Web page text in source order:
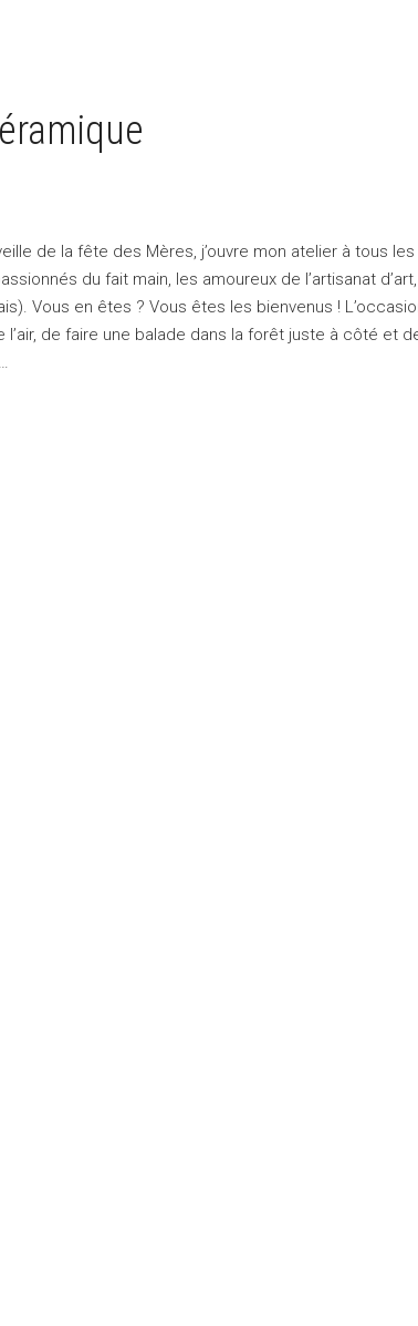
de la fête des Mères, j’ouvre mon atelier à tous les
du fait main, les amoureux de l’artisanat
Vous en êtes ? Vous êtes les bienvenus !
de faire une balade dans la forêt juste à côté et